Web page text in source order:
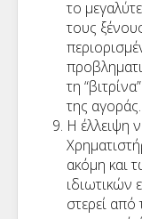
το
τους
τη
της αγοράς.
Η έλλειψη
ακόμη και
ιδιωτικών
στερεί από